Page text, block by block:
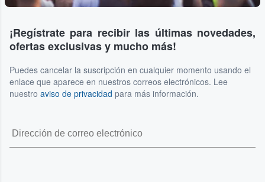
¡Regístrate para recibir las últimas novedades,
ofertas exclusivas y mucho más!
Puedes cancelar la suscripción en cualquier momento usando el
enlace que aparece en nuestros correos electrónicos. Lee
nuestro aviso de privacidad para más información.